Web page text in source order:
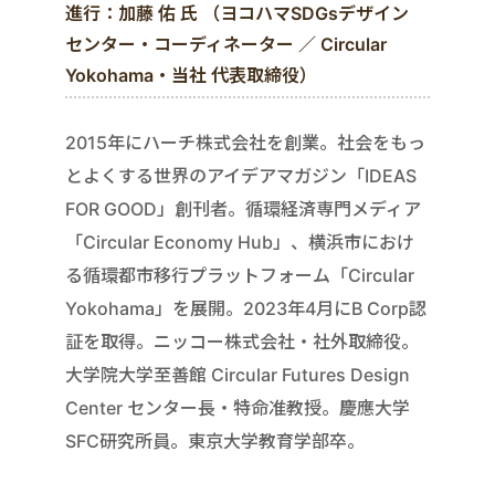
進行：加藤 佑 氏 （ヨコハマSDGsデザイン
センター・コーディネーター ／ Circular
Yokohama・当社 代表取締役）
2015年にハーチ株式会社を創業。社会をもっ
とよくする世界のアイデアマガジン「IDEAS
FOR GOOD」創刊者。循環経済専門メディア
「Circular Economy Hub」、横浜市におけ
る循環都市移行プラットフォーム「Circular
Yokohama」を展開。2023年4月にB Corp認
証を取得。ニッコー株式会社・社外取締役。
大学院大学至善館 Circular Futures Design
Center センター長・特命准教授。慶應大学
SFC研究所員。東京大学教育学部卒。